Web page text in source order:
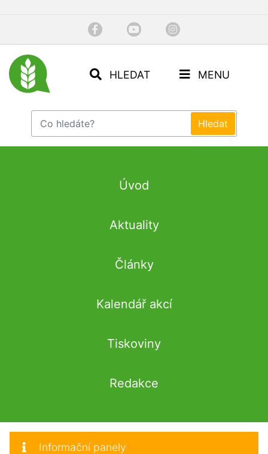
HLEDAT MENU
Úvod
Aktuality
Články
Kalendář akcí
Tiskoviny
Redakce
Informační panely